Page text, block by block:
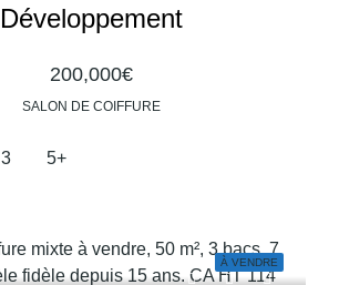
Développement
200,000€
SALON DE COIFFURE
3 5+
À VENDRE